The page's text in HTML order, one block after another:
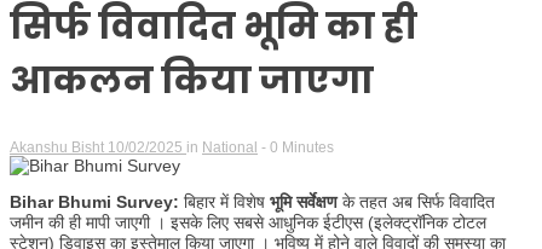
सिर्फ विवादित भूमि का ही
आकलन किया जाएगा
Akanshu Bisht 10/02/2025 in National - 0 Minutes
Bihar Bhumi Survey: बिहार में विशेष भूमि सर्वेक्षणके तहत अब सिर्फ विवादित
जमीन की ही मापी जाएगी । इसके लिए सबसे आधुनिक ईटीएस (इलेक्ट्रॉनिक टोटल
स्टेशन) डिवाइस का इस्तेमाल किया जाएगा । भविष्य में होने वाले विवादों की समस्या का